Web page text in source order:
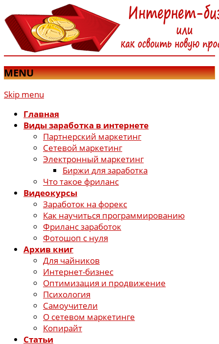
MENU
Skip menu
Главная
Виды заработка в интернете
Партнерский маркетинг
Сетевой маркетинг
Электронный маркетинг
Биржи для заработка
Что такое фриланс
Видеокурсы
Заработок на форекс
Как научиться программированию
Фриланс заработок
Фотошоп с нуля
Архив книг
Для чайников
Интернет-бизнес
Оптимизация и продвижение
Психология
Самоучители
О сетевом маркетинге
Копирайт
Статьи